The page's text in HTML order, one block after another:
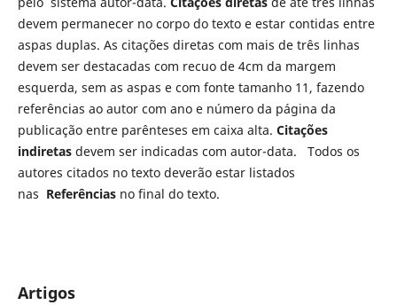
devem permanecer no corpo do texto e estar contidas entre
aspas duplas. As citações diretas com mais de três linhas
devem ser destacadas com recuo de 4cm da margem
esquerda, sem as aspas e com fonte tamanho 11, fazendo
referências ao autor com ano e número da página da
publicação entre parênteses em caixa alta. Citações
indiretasdevem ser indicadas com autor-data. Todos os
autores citados no texto deverão estar listados
nas Referênciasno final do texto.
Artigos